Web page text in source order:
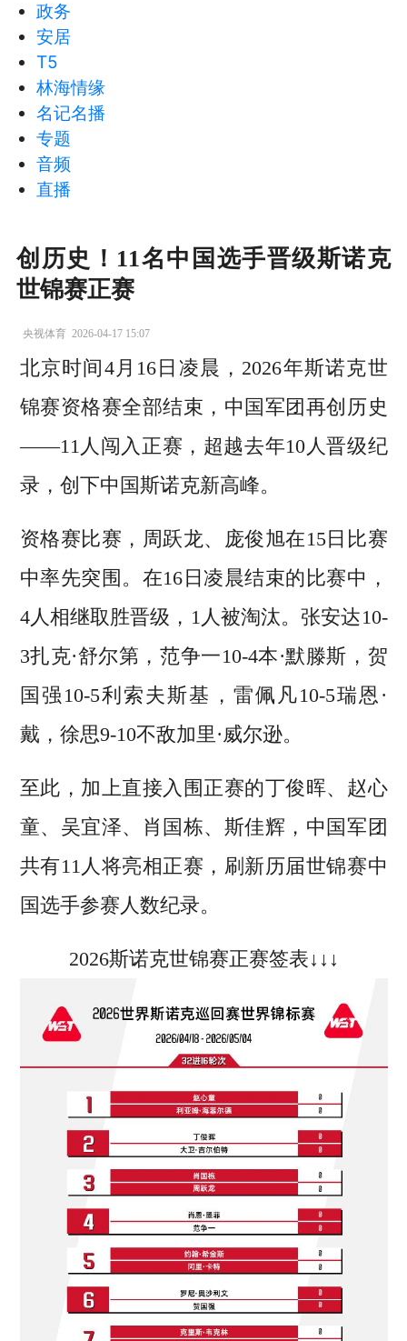
政务
安居
T5
林海情缘
名记名播
专题
音频
直播
创历史！11名中国选手晋级斯诺克
世锦赛正赛
央视体育 2026-04-17 15:07
北京时间4月16日凌晨，2026年斯诺克世
锦赛资格赛全部结束，中国军团再创历史
——11人闯入正赛，超越去年10人晋级纪
录，创下中国斯诺克新高峰。
资格赛比赛，周跃龙、庞俊旭在15日比赛
中率先突围。在16日凌晨结束的比赛中，
4人相继取胜晋级，1人被淘汰。张安达10-
3扎克·舒尔第，范争一10-4本·默滕斯，贺
国强10-5利索夫斯基，雷佩凡10-5瑞恩·
戴，徐思9-10不敌加里·威尔逊。
至此，加上直接入围正赛的丁俊晖、赵心
童、吴宜泽、肖国栋、斯佳辉，中国军团
共有11人将亮相正赛，刷新历届世锦赛中
国选手参赛人数纪录。
2026斯诺克世锦赛正赛签表↓↓↓